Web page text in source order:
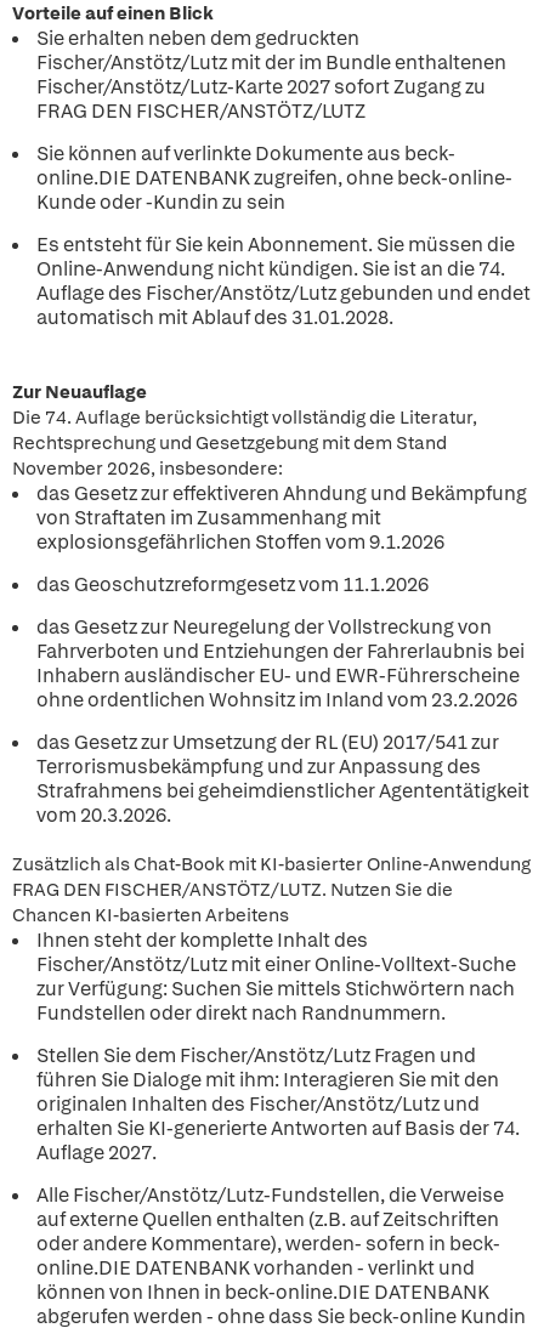
Vorteile auf einen Blick
Sie erhalten neben dem gedruckten
Fischer/Anstötz/Lutz mit der im Bundle enthaltenen
Fischer/Anstötz/Lutz-Karte 2027 sofort Zugang zu
FRAG DEN FISCHER/ANSTÖTZ/LUTZ
Sie können auf verlinkte Dokumente aus beck-
online.DIE DATENBANK zugreifen, ohne beck-online-
Kunde oder -Kundin zu sein
Es entsteht für Sie kein Abonnement. Sie müssen die
Online-Anwendung nicht kündigen. Sie ist an die 74.
Auflage des Fischer/Anstötz/Lutz gebunden und endet
automatisch mit Ablauf des 31.01.2028.
Zur Neuauflage
Die 74. Auflage berücksichtigt vollständig die Literatur,
Rechtsprechung und Gesetzgebung mit dem Stand
November 2026, insbesondere:
das Gesetz zur effektiveren Ahndung und Bekämpfung
von Straftaten im Zusammenhang mit
explosionsgefährlichen Stoffen vom 9.1.2026
das Geoschutzreformgesetz vom 11.1.2026
das Gesetz zur Neuregelung der Vollstreckung von
Fahrverboten und Entziehungen der Fahrerlaubnis bei
Inhabern ausländischer EU- und EWR-Führerscheine
ohne ordentlichen Wohnsitz im Inland vom 23.2.2026
das Gesetz zur Umsetzung der RL (EU) 2017/541 zur
Terrorismusbekämpfung und zur Anpassung des
Strafrahmens bei geheimdienstlicher Agententätigkeit
vom 20.3.2026.
Zusätzlich als Chat-Book mit KI-basierter Online-Anwendung
FRAG DEN FISCHER/ANSTÖTZ/LUTZ. Nutzen Sie die
Chancen KI-basierten Arbeitens
Ihnen steht der komplette Inhalt des
Fischer/Anstötz/Lutz mit einer Online-Volltext-Suche
zur Verfügung: Suchen Sie mittels Stichwörtern nach
Fundstellen oder direkt nach Randnummern.
Stellen Sie dem Fischer/Anstötz/Lutz Fragen und
führen Sie Dialoge mit ihm: Interagieren Sie mit den
originalen Inhalten des Fischer/Anstötz/Lutz und
erhalten Sie KI-generierte Antworten auf Basis der 74.
Auflage 2027.
Alle Fischer/Anstötz/Lutz-Fundstellen, die Verweise
auf externe Quellen enthalten (z.B. auf Zeitschriften
oder andere Kommentare), werden- sofern in beck-
online.DIE DATENBANK vorhanden - verlinkt und
können von Ihnen in beck-online.DIE DATENBANK
abgerufen werden - ohne dass Sie beck-online Kundin